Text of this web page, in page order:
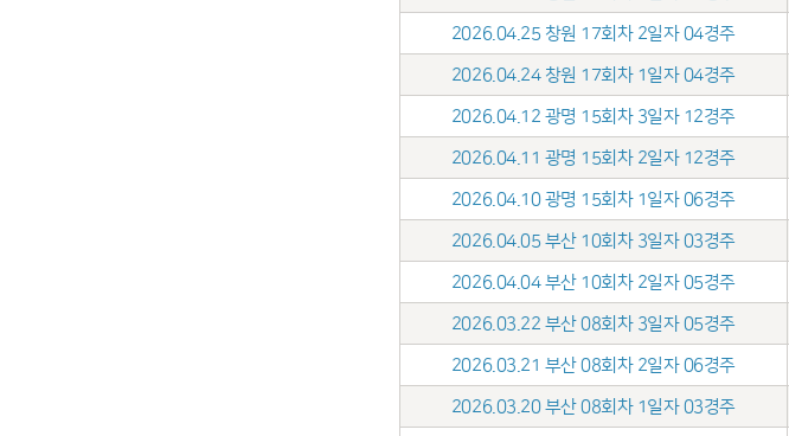
2026.04.25 창원 17회차 2일자 04경주
2026.04.24 창원 17회차 1일자 04경주
2026.04.12 광명 15회차 3일자 12경주
2026.04.11 광명 15회차 2일자 12경주
2026.04.10 광명 15회차 1일자 06경주
2026.04.05 부산 10회차 3일자 03경주
2026.04.04 부산 10회차 2일자 05경주
2026.03.22 부산 08회차 3일자 05경주
2026.03.21 부산 08회차 2일자 06경주
2026.03.20 부산 08회차 1일자 03경주